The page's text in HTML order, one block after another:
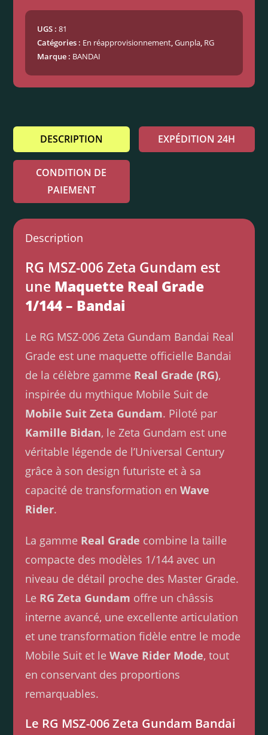
UGS :81
Catégories : En réapprovisionnement,Gunpla, RG
Marque : BANDAI
DESCRIPTION EXPÉDITION 24H
CONDITION DE
PAIEMENT
Description
RG MSZ-006 Zeta Gundam est
une Maquette Real Grade
1/144 – Bandai
Le RG MSZ-006 Zeta Gundam Bandai Real
Grade est une maquette officielle Bandai
de la célèbre gamme Real Grade (RG),
inspirée du mythique Mobile Suit de
Mobile Suit Zeta Gundam. Piloté par
Kamille Bidan, le Zeta Gundam est une
véritable légende de l’Universal Century
grâce à son design futuriste et à sa
capacité de transformation enWave
Rider.
La gamme Real Grade combine la taille
compacte des modèles 1/144 avec un
niveau de détail proche des Master Grade.
Le RG Zeta Gundam offre un châssis
interne avancé, une excellente articulation
et une transformation fidèle entre le mode
Mobile Suit et leWave Rider Mode, tout
en conservant des proportions
remarquables.
Le RG MSZ-006 Zeta Gundam Bandai